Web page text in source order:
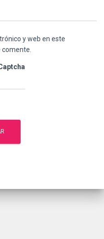
y web en este